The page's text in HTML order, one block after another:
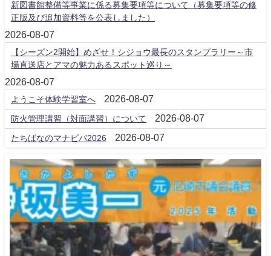
新図書館整備等事業に係る募集要項等について（募集要項等の修
正版及び追加資料等を公表しました）
2026-08-07
【シーズン2開始】めざせ！シジョウ最長のスタンプラリー～市
場直送店とアマの魅力あるスポット巡り～
2026-08-07
ようこそ体験学習室へ 2026-08-07
防火管理講習（対面講習）について 2026-08-07
たちばなのマナビバ2026 2026-08-07